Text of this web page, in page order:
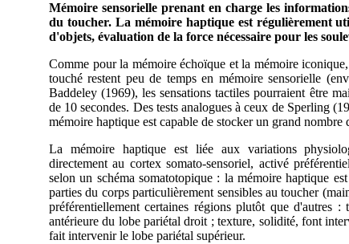
Mémoire sensorielle prenant en charge les
du toucher. La mémoire haptique est régulièrement
d'objets, évaluation de la force nécessaire pour les
Comme pour la mémoire échoïque et la mémoire
touché restent peu de temps en mémoire sensorielle
Baddeley (1969), les sensations tactiles pourraient être
de 10 secondes. Des tests analogues à ceux de Sperling
mémoire haptique est capable de stocker un grand nombre
La mémoire haptique est liée aux variations
directement au cortex somato-sensoriel, activé
selon un schéma somatotopique : la mémoire haptique
parties du corps particulièrement sensibles au toucher
préférentiellement certaines régions plutôt que d'autres
antérieure du lobe pariétal droit ; texture, solidité, font
fait intervenir le lobe pariétal supérieur.